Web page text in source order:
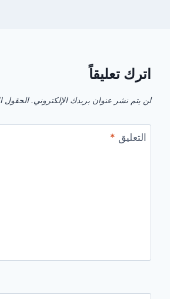
اترك تعليقاً
لن يتم نشر عنوان بريدك الإلكتروني. الحقول
التعليق *